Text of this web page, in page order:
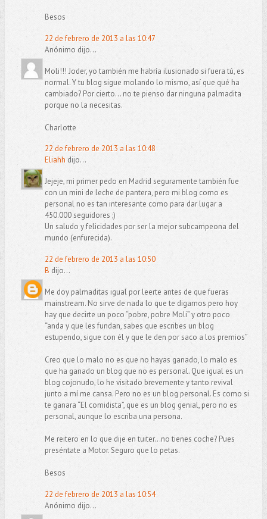
Besos
22 de febrero de 2013 a las 10:47
Anónimo dijo...
Moli!!! Joder, yo también me habría ilusionado si fuera tú, es
normal. Y tu blog sigue molando lo mismo, así que qué ha
cambiado? Por cierto... no te pienso dar ninguna palmadita
porque no la necesitas.
Charlotte
22 de febrero de 2013 a las 10:48
Eliahh dijo...
Jejeje, mi primer pedo en Madrid seguramente también fue
con un mini de leche de pantera, pero mi blog como es
personal no es tan interesante como para dar lugar a
450.000 seguidores ;)
Un saludo y felicidades por ser la mejor subcampeona del
mundo (enfurecida).
22 de febrero de 2013 a las 10:50
B dijo...
Me doy palmaditas igual por leerte antes de que fueras
mainstream. No sirve de nada lo que te digamos pero hoy
hay que decirte un poco “pobre, pobre Moli” y otro poco
“anda y que les fundan, sabes que escribes un blog
estupendo, sigue con él y que le den por saco a los premios”
Creo que lo malo no es que no hayas ganado, lo malo es
que ha ganado un blog que no es personal. Que igual es un
blog cojonudo, lo he visitado brevemente y tanto revival
junto a mí me cansa. Pero no es un blog personal. Es como si
te ganara “El comidista”, que es un blog genial, pero no es
personal, aunque lo escriba una persona.
Me reitero en lo que dije en tuiter…no tienes coche? Pues
preséntate a Motor. Seguro que lo petas.
Besos
22 de febrero de 2013 a las 10:54
Anónimo dijo...